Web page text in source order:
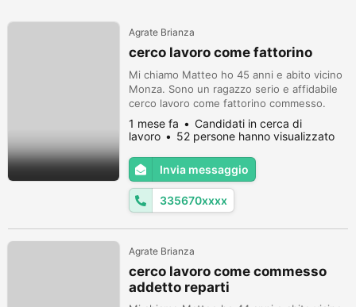
Agrate Brianza
cerco lavoro come fattorino
Mi chiamo Matteo ho 45 anni e abito vicino
Monza. Sono un ragazzo serio e affidabile
cerco lavoro come fattorino commesso.
Patente b e automunito. Disponibilità
immediata. Cell 3356706279
1 mese fa
Candidati in cerca di
lavoro
52 persone hanno visualizzato
Invia messaggio
335670xxxx
Agrate Brianza
cerco lavoro come commesso
addetto reparti